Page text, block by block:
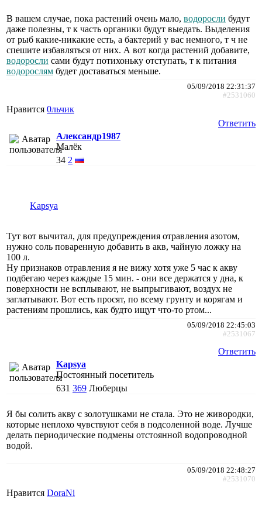
В вашем случае, пока растений очень мало, водоросли будут
даже полезны, т к часть органики будут выедать. Выделения
от рыб какие-никакие есть, а бактерий у вас немного, т ч не
спешите избавляться от них. А вот когда растений добавите,
водоросли сами будут потихоньку отступать, т к питания
водорослям будет доставаться меньше.
05/09/2018 22:31:37
#2531060
Нравится 0льчик
Ответить
Александр1987
Малёк
34 2
Kapsya
Тут вот вычитал, для предупреждения отравления азотом,
нужно соль поваренную добавить в акв, чайную ложку на
100 л.
Ну признаков отравления я не вижу хотя уже 5 час к акву
подбегаю через каждые 15 мин. - они все держатся у дна, к
поверхности не всплывают, не выпрыгивают, воздух не
заглатывают. Вот есть просят, по всему грунту и корягам и
растениям прошлись, как будто ищут что-то ртом...
05/09/2018 22:45:03
#2531067
Ответить
Kapsya
Постоянный посетитель
631 369 Люберцы
Я бы солить акву с золотушками не стала. Это не живородки,
которые неплохо чувствуют себя в подсоленной воде. Лучше
делать периодические подмены отстоянной водопроводной
водой.
05/09/2018 22:48:27
#2531070
Нравится DoraNi